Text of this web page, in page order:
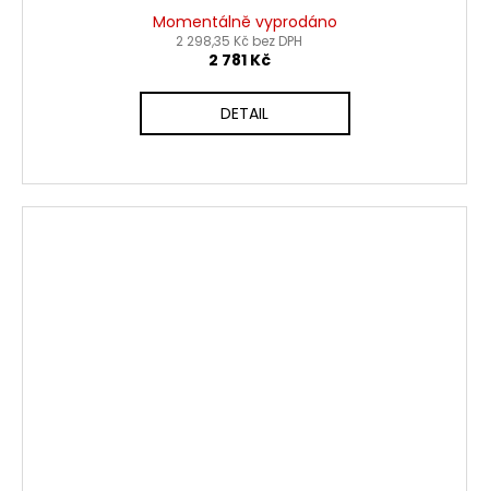
Momentálně vyprodáno
2 298,35 Kč bez DPH
2 781 Kč
DETAIL